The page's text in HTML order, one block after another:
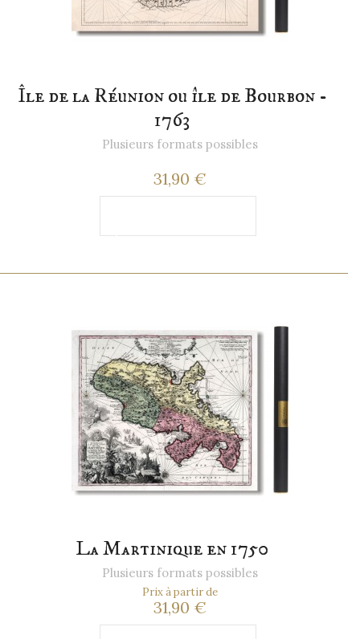
Île de la Réunion ou île de Bourbon -
1763
Plusieurs formats possibles
31,90 €
La Martinique en 1750
Plusieurs formats possibles
Prix à partir de
31,90 €